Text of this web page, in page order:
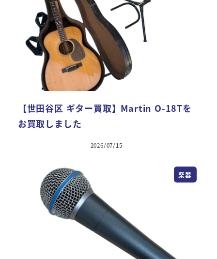
【世田谷区 ギター買取】Martin O-18Tを
お買取しました
2026/07/15
楽器